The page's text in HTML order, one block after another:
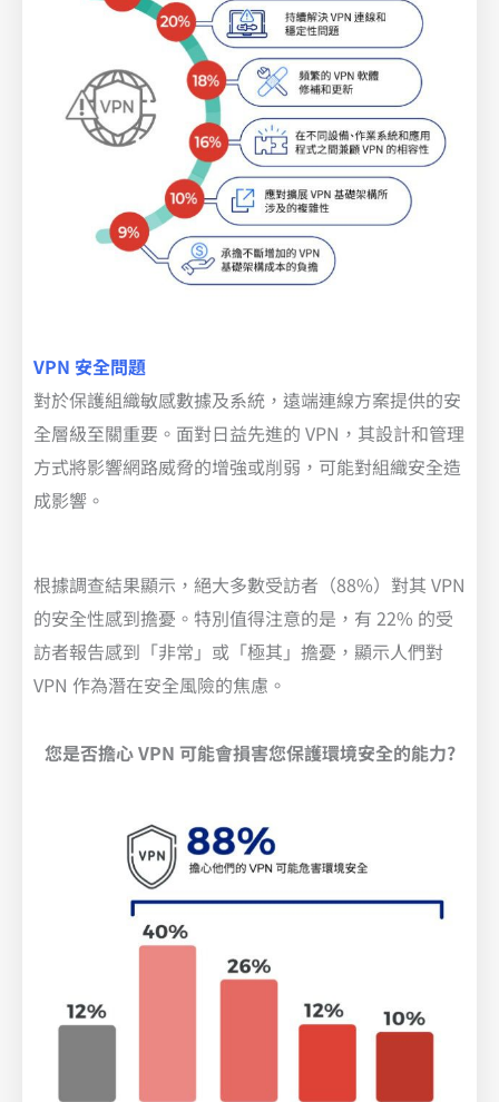
VPN 安全問題
對於保護組織敏感數據及系統，遠端連線方案提供的安
全層級至關重要。面對日益先進的 VPN，其設計和管理
方式將影響網路威脅的增強或削弱，可能對組織安全造
成影響。
根據調查結果顯示，絕大多數受訪者（88%）對其 VPN
的安全性感到擔憂。特別值得注意的是，有 22% 的受
訪者報告感到「非常」或「極其」擔憂，顯示人們對
VPN 作為潛在安全風險的焦慮。
您是否擔心 VPN 可能會損害您保護環境安全的能力?